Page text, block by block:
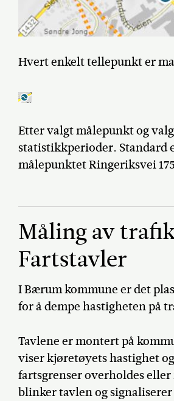
Hvert enkelt tellepunkt er
Etter valgt målepunkt og
statistikkperioder. Standard
målepunktet Ringeriksvei
Måling av
Fartstavler
I Bærum kommune er det
for å dempe hastigheten på
Tavlene er montert på
viser kjøretøyets hastighet
fartsgrenser overholdes
blinker tavlen og